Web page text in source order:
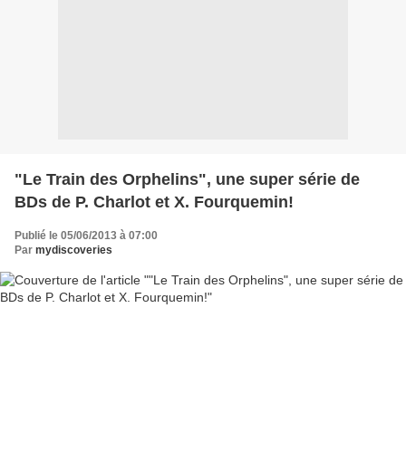
"Le Train des Orphelins", une super série de
BDs de P. Charlot et X. Fourquemin!
Publié le 05/06/2013 à 07:00
Par mydiscoveries